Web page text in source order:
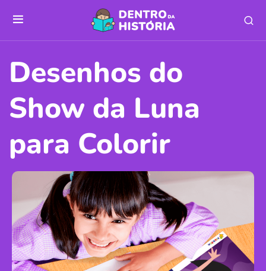
Desenhos do
Show da Luna
para Colorir